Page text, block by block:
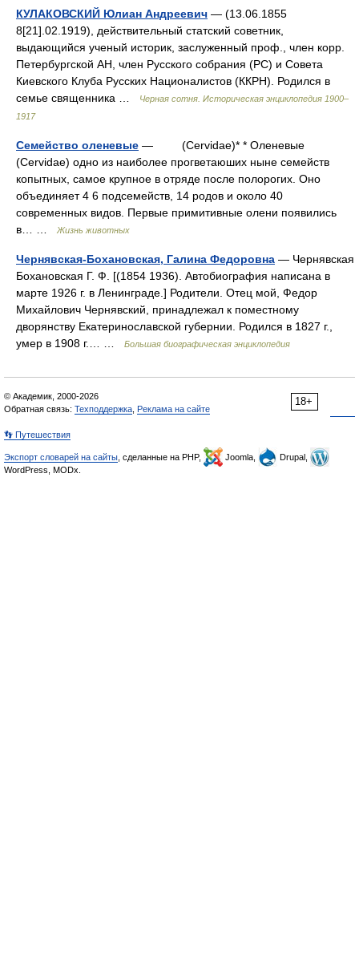
КУЛАКОВСКИЙ Юлиан Андреевич — (13.06.1855
8[21].02.1919), действительный статский советник,
выдающийся ученый историк, заслуженный проф., член корр.
Петербургской АН, член Русского собрания (РС) и Совета
Киевского Клуба Русских Националистов (ККРН). Родился в
семье священника …
Черная сотня. Историческая энциклопедия 1900–
1917
Семейство оленевые — (Cervidae)* * Оленевые
(Cervidae) одно из наиболее прогветаюших ныне семейств
копытных, самое крупное в отряде после полорогих. Оно
объединяет 4 6 подсемейств, 14 родов и около 40
современных видов. Первые примитивные олени появились
в… …
Жизнь животных
Чернявская-Бохановская, Галина Федоровна — Чернявская
Бохановская Г. Ф. [(1854 1936). Автобиография написана в
марте 1926 г. в Ленинграде.] Родители. Отец мой, Федор
Михайлович Чернявский, принадлежал к поместному
дворянству Екатеринославской губернии. Родился в 1827 г.,
умер в 1908 г.… …
Большая биографическая энциклопедия
18+
© Академик, 2000-2026
Обратная связь: Техподдержка Реклама на сайте
👣 Путешествия
Экспорт словарей на сайты , сделанные на PHP, Joomla,
Drupal,
WordPress, MODx.